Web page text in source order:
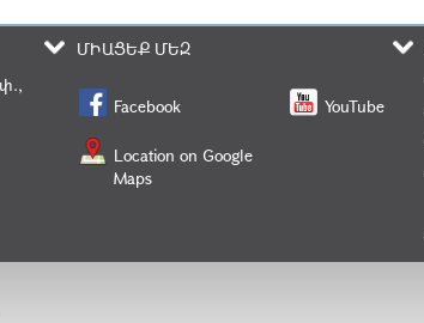
ՄԻԱՑԵՔ ՄԵԶ
Facebook
Location on Google
Maps
YouTube